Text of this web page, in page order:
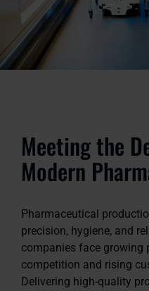
Meeting the
Modern
Pharmaceutical
precision, hygiene, and
companies face growing
competition and rising
Delivering high-quality